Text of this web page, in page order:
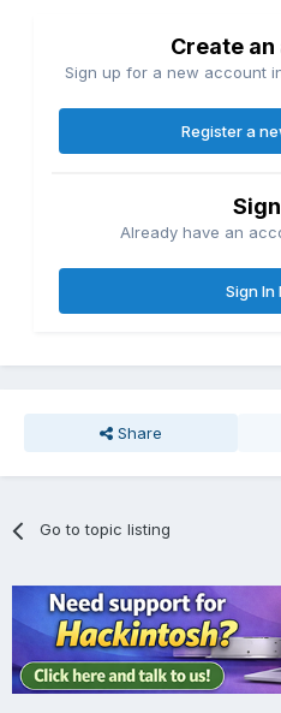
Create
Sign up for a new account
Register a
Already have an
Sign In
Share
Go to topic listing